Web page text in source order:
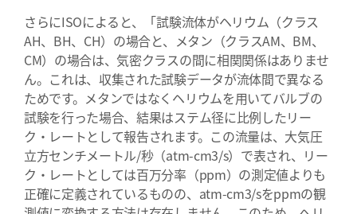
さらにISOによると、「試験流体がヘリウム（クラス
AH、BH、CH）の場合と、メタン（クラスAM、BM、
CM）の場合は、気密クラスの間に相関関係はありませ
ん。これは、収集された試験データが流体間で異なる
ためです。メタンではなくヘリウムを用いてバルブの
試験を行った場合、結果はステム径に比例したリー
ク・レートとして報告されます。この流量は、大気圧
立方センチメートル/秒（atm-cm3/s）で表され、リー
ク・レートとしては百万分率（ppm）の測定値よりも
正確に定義されているものの、atm-cm3/sをppmの観